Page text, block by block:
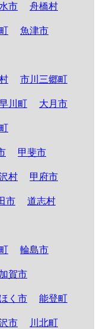
市 舟橋村
魚津市
市川三郷町
川町 大月市
甲斐市
村 甲府市
市 道志村
輪島市
加賀市
く市 能登町
市 川北町